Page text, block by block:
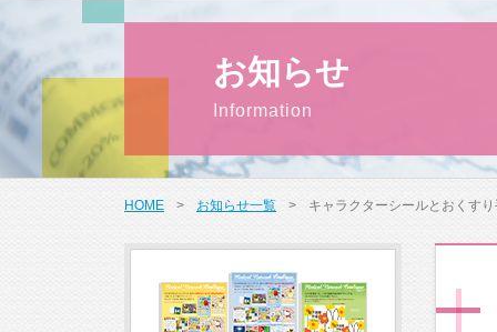
お知らせ
HOME > お知らせ一覧 > キャラクターシールとおくす